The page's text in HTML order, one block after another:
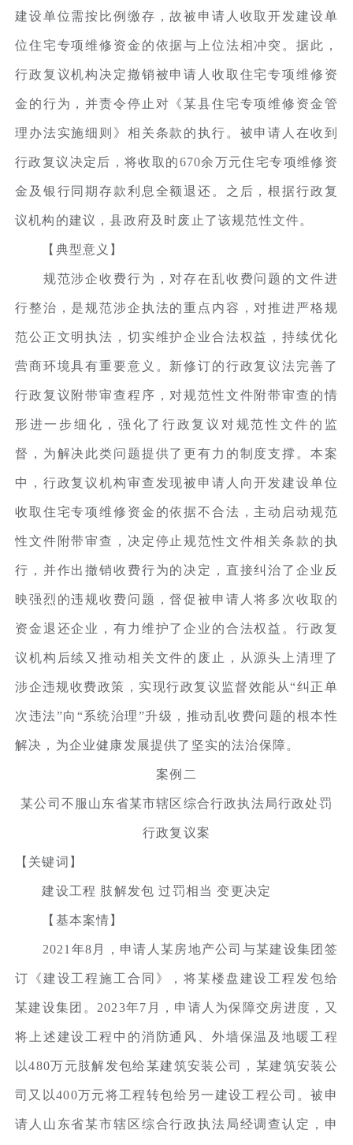
建设单位需按比例缴存，故被申请人收取开发建设单
位住宅专项维修资金的依据与上位法相冲突。据此，
行政复议机构决定撤销被申请人收取住宅专项维修资
金的行为，并责令停止对《某县住宅专项维修资金管
理办法实施细则》相关条款的执行。被申请人在收到
行政复议决定后，将收取的670余万元住宅专项维修资
金及银行同期存款利息全额退还。之后，根据行政复
议机构的建议，县政府及时废止了该规范性文件。
【典型意义】
规范涉企收费行为，对存在乱收费问题的文件进
行整治，是规范涉企执法的重点内容，对推进严格规
范公正文明执法，切实维护企业合法权益，持续优化
营商环境具有重要意义。新修订的行政复议法完善了
行政复议附带审查程序，对规范性文件附带审查的情
形进一步细化，强化了行政复议对规范性文件的监
督，为解决此类问题提供了更有力的制度支撑。本案
中，行政复议机构审查发现被申请人向开发建设单位
收取住宅专项维修资金的依据不合法，主动启动规范
性文件附带审查，决定停止规范性文件相关条款的执
行，并作出撤销收费行为的决定，直接纠治了企业反
映强烈的违规收费问题，督促被申请人将多次收取的
资金退还企业，有力维护了企业的合法权益。行政复
议机构后续又推动相关文件的废止，从源头上清理了
涉企违规收费政策，实现行政复议监督效能从“纠正单
次违法”向“系统治理”升级，推动乱收费问题的根本性
解决，为企业健康发展提供了坚实的法治保障。
案例二
某公司不服山东省某市辖区综合行政执法局行政处罚
行政复议案
【关键词】
建设工程 肢解发包 过罚相当 变更决定
【基本案情】
2021年8月，申请人某房地产公司与某建设集团签
订《建设工程施工合同》，将某楼盘建设工程发包给
某建设集团。2023年7月，申请人为保障交房进度，又
将上述建设工程中的消防通风、外墙保温及地暖工程
以480万元肢解发包给某建筑安装公司，某建筑安装公
司又以400万元将工程转包给另一建设工程公司。被申
请人山东省某市辖区综合行政执法局经调查认定，申